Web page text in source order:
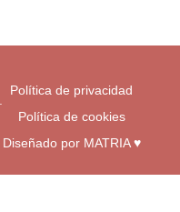
Política de privacidad
Política de cookies
Diseñado por MATRIA ♥